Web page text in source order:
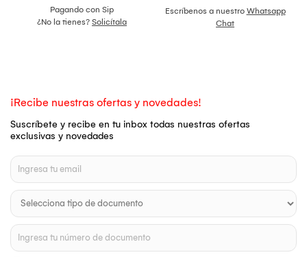
Pagando con Sip
¿No la tienes? Solicítala
Escríbenos a nuestro Whatsapp
Chat
¡Recibe nuestras ofertas y novedades!
Suscríbete y recibe en tu inbox todas nuestras ofertas
exclusivas y novedades